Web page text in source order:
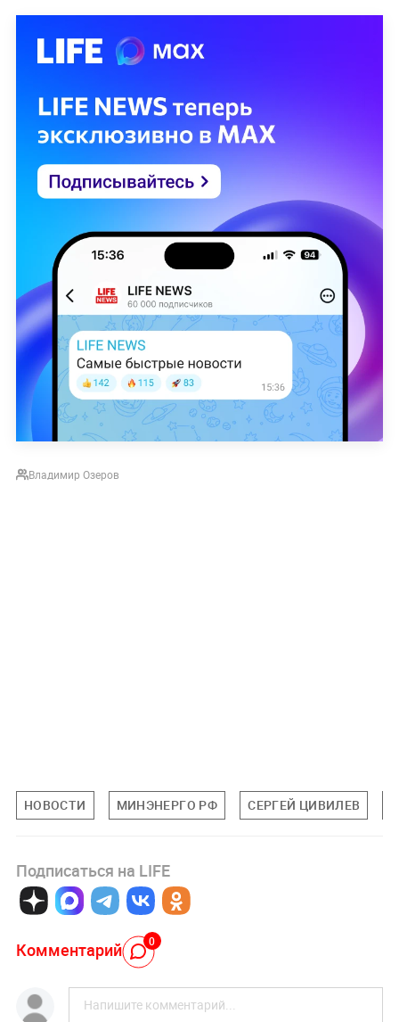
Владимир Озеров
НОВОСТИ МИНЭНЕРГО РФ СЕРГЕЙ ЦИВИЛЕВ
Подписаться на LIFE
Комментарий 0